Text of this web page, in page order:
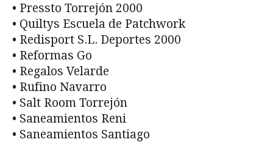
• Pressto Torrejón 2000
• Quiltys Escuela de Patchwork
• Redisport S.L. Deportes 2000
• Reformas Go
• Regalos Velarde
• Rufino Navarro
• Salt Room Torrejón
• Saneamientos Reni
• Saneamientos Santiago